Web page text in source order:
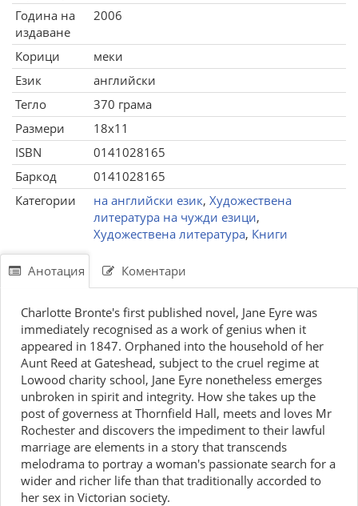
Година на
издаване
2006
Корици
меки
Език
английски
Тегло
370 грама
Размери
18x11
ISBN
0141028165
Баркод
0141028165
Категории
на английски език, Художествена
литература на чужди езици,
Художествена литература, Книги
Анотация Коментари
Charlotte Bronte's first published novel, Jane Eyre was
immediately recognised as a work of genius when it
appeared in 1847. Orphaned into the household of her
Aunt Reed at Gateshead, subject to the cruel regime at
Lowood charity school, Jane Eyre nonetheless emerges
unbroken in spirit and integrity. How she takes up the
post of governess at Thornfield Hall, meets and loves Mr
Rochester and discovers the impediment to their lawful
marriage are elements in a story that transcends
melodrama to portray a woman's passionate search for a
wider and richer life than that traditionally accorded to
her sex in Victorian society.